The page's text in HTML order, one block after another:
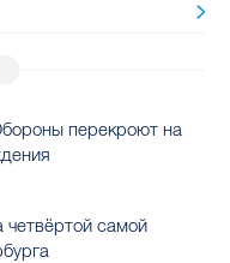
перекроют на
четвёртой самой